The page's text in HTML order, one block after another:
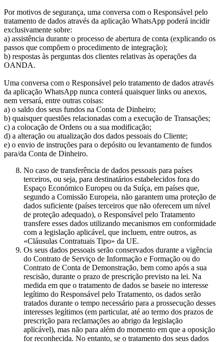
Por motivos de segurança, uma conversa com o Responsável pelo
tratamento de dados através da aplicação WhatsApp poderá incidir
exclusivamente sobre:
a) assistência durante o processo de abertura de conta (explicando os
passos que compõem o procedimento de integração);
b) respostas às perguntas dos clientes relativas às operações da
OANDA.
Uma conversa com o Responsável pelo tratamento de dados através
da aplicação WhatsApp nunca conterá quaisquer links ou anexos,
nem versará, entre outras coisas:
a) o saldo dos seus fundos na Conta de Dinheiro;
b) quaisquer questões relacionadas com a execução de Transações;
c) a colocação de Ordens ou a sua modificação;
d) a alteração ou atualização dos dados pessoais do Cliente;
e) o envio de instruções para o depósito ou levantamento de fundos
para/da Conta de Dinheiro.
No caso de transferência de dados pessoais para países
terceiros, ou seja, para destinatários estabelecidos fora do
Espaço Económico Europeu ou da Suíça, em países que,
segundo a Comissão Europeia, não garantem uma proteção de
dados suficiente (países terceiros que não oferecem um nível
de proteção adequado), o Responsável pelo Tratamento
transfere esses dados utilizando mecanismos em conformidade
com a legislação aplicável, que incluem, entre outros, as
«Cláusulas Contratuais Tipo» da UE.
Os seus dados pessoais serão conservados durante a vigência
do Contrato de Serviço de Informação e Formação ou do
Contrato de Conta de Demonstração, bem como após a sua
rescisão, durante o prazo de prescrição previsto na lei. Na
medida em que o tratamento de dados se baseie no interesse
legítimo do Responsável pelo Tratamento, os dados serão
tratados durante o tempo necessário para a prossecução desses
interesses legítimos (em particular, até ao termo dos prazos de
prescrição para reclamações ao abrigo da legislação
aplicável), mas não para além do momento em que a oposição
for reconhecida. No entanto, se o tratamento dos seus dados